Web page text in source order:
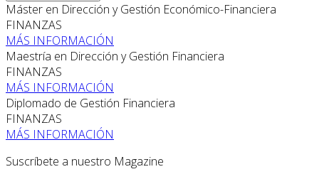
Máster en Dirección y Gestión Económico-Financiera
FINANZAS
MÁS INFORMACIÓN
Maestría en Dirección y Gestión Financiera
FINANZAS
MÁS INFORMACIÓN
Diplomado de Gestión Financiera
FINANZAS
MÁS INFORMACIÓN
Suscríbete a nuestro Magazine